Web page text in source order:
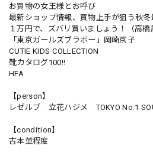
お買物の女王様とお呼び
最新ショップ情報、買物上手が狙う秋冬
１万円で、ズバリ買いましょう！（高橋
「東京ガールズブラボー」岡崎京子
CUTIE KIDS COLLECTION
靴カタログ100!!
HFA
【person】
レゼルブ 立花ハジメ TOKYO No.1
【condition】
古本並程度